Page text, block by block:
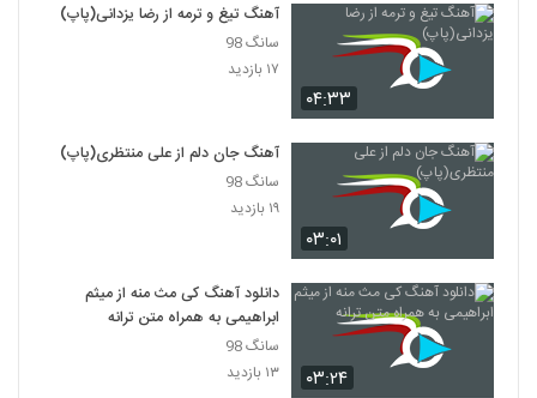
دانلود آهنگ علیرضا محمدپور تو رو نداشتم
(Alireza Mohammadpour To Ro
Nadashtam)
4533
4534
دانلود آهنگ جدید و زیبای علیرضا بلوری با نام
بازی تقدیر
دانلود آهنگ باری به هر جهت (به همراه زال)
۰۴:۳۳
آهنگ تیغ و ترمه از رضا یزدانی(پاپ)
سانگ 98
۱۷ بازدید
۰۳:۰۱
آهنگ جان دلم از علی منتظری(پاپ)
سانگ 98
۱۹ بازدید
۰۳:۲۴
دانلود آهنگ کی مث منه از میثم
ابراهیمی به همراه متن ترانه
سانگ 98
۱۳ بازدید